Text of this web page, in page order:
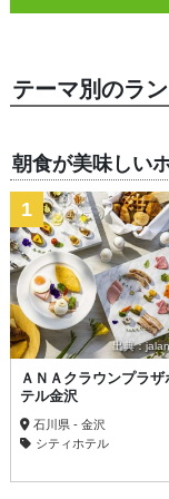
テーマ別のラ
朝食が美味しい
出典：
1
ＡＮＡクラウンプラザ
テル金沢
石川県 - 金沢
シティホテル